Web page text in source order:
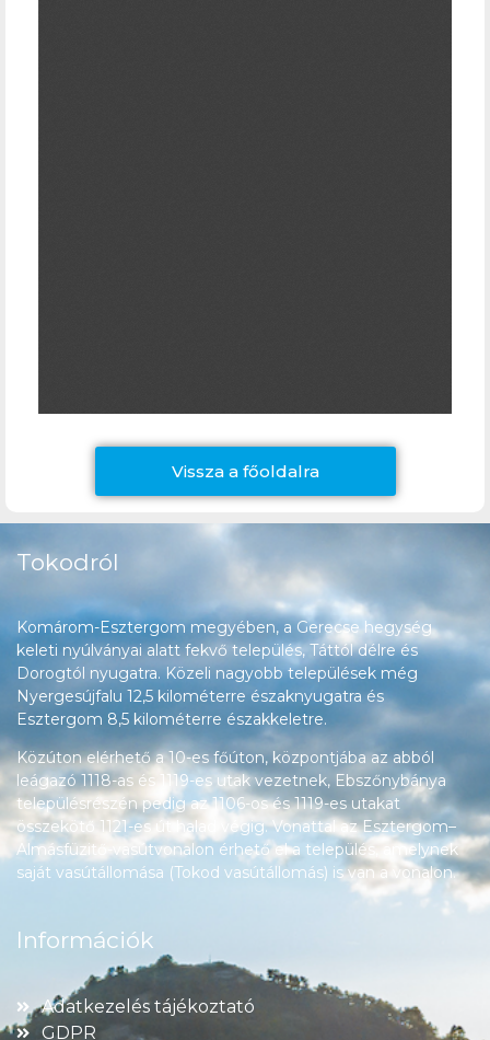
Vissza a főoldalra
Tokodról
Komárom-Esztergom megyében, a Gerecse hegység
keleti nyúlványai alatt fekvő település, Táttól délre és
Dorogtól nyugatra. Közeli nagyobb települések még
Nyergesújfalu 12,5 kilométerre északnyugatra és
Esztergom 8,5 kilométerre északkeletre.
Közúton elérhető a 10-es főúton, központjába az abból
leágazó 1118-as és 1119-es utak vezetnek, Ebszőnybánya
településrészén pedig az 1106-os és 1119-es utakat
összekötő 1121-es út halad végig. Vonattal az Esztergom–
Almásfüzitő-vasútvonalon érhető el a település, amelynek
saját vasútállomása (Tokod vasútállomás) is van a vonalon.
Információk
Adatkezelés tájékoztató
GDPR